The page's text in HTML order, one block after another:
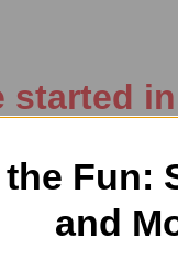
started
in
more.
Fun:
and